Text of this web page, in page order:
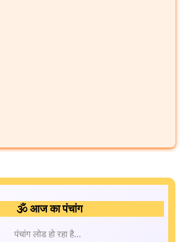
🕉️ आज का पंचांग
पंचांग लोड हो रहा है...